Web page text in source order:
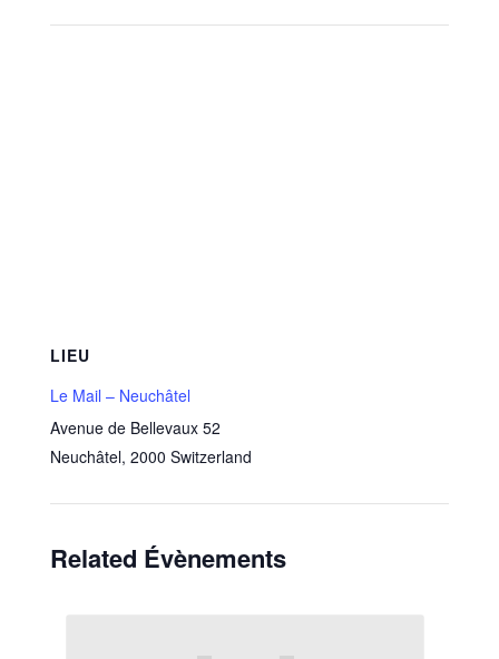
LIEU
Le Mail – Neuchâtel
Avenue de Bellevaux 52
Neuchâtel, 2000 Switzerland
Related Évènements